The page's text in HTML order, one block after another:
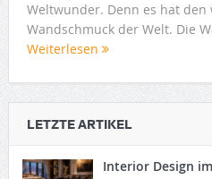
Weltwunder. Denn es hat den
Wandschmuck der Welt. Die
Weiterlesen
LETZTE ARTIKEL
Interior Design